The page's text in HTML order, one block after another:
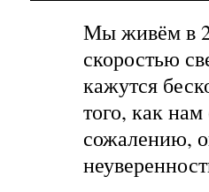
Мы живём в
скоростью
кажутся
того, как
сожалению,